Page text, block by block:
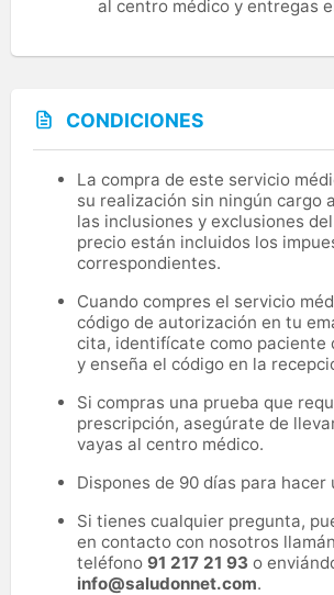
al centro médico y entregas
CONDICIONES
La compra de este servicio
su realización sin ningún cargo
las inclusiones y exclusiones
precio están incluidos los
correspondientes.
Cuando compres el servicio
código de autorización en tu
cita, identifícate como paciente
y enseña el código en la
Si compras una prueba que
prescripción, asegúrate de
vayas al centro médico.
Dispones de 90 días para hacer
Si tienes cualquier pregunta,
en contacto con nosotros
teléfono 91 217 21 93 o
info@saludonnet.com.